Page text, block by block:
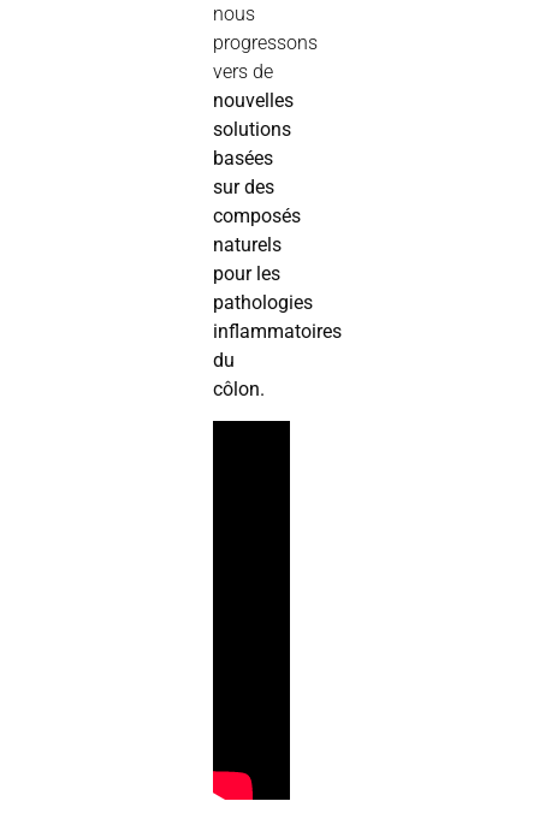
nous
progressons
vers de
nouvelles
solutions
basées
sur des
composés
naturels
pour les
pathologies
inflammatoires
du
côlon.